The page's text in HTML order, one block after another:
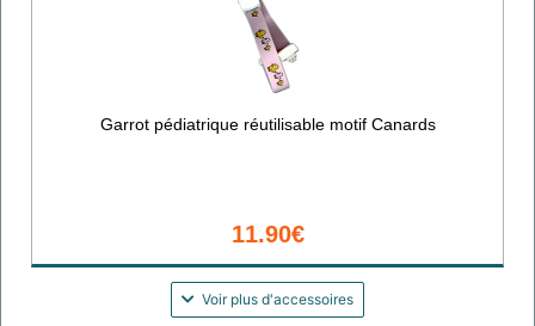
Garrot pédiatrique réutilisable motif Canards
11.90€
Voir plus d'accessoires